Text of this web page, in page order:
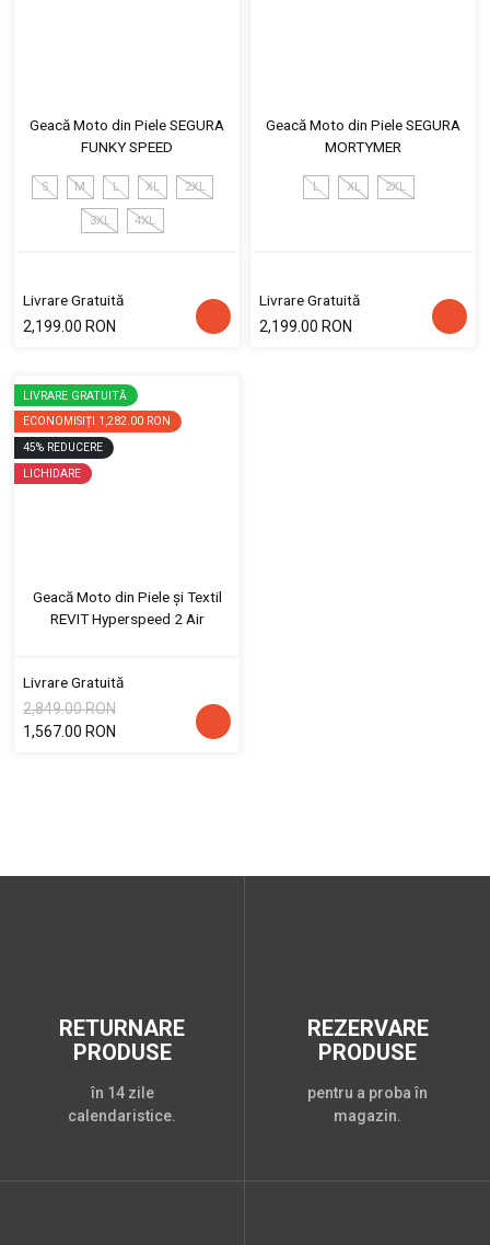
Geacă Moto din Piele SEGURA
FUNKY SPEED
S M L XL 2XL
3XL 4XL
Livrare Gratuită
2,199.00 RON
Geacă Moto din Piele SEGURA
MORTYMER
L XL 2XL
Livrare Gratuită
2,199.00 RON
LIVRARE GRATUITĂ
ECONOMISIȚI 1,282.00 RON
45% REDUCERE
LICHIDARE
Geacă Moto din Piele și Textil
REVIT Hyperspeed 2 Air
Livrare Gratuită
2,849.00 RON
1,567.00 RON
RETURNARE
PRODUSE
în 14 zile
calendaristice.
REZERVARE
PRODUSE
pentru a proba în
magazin.